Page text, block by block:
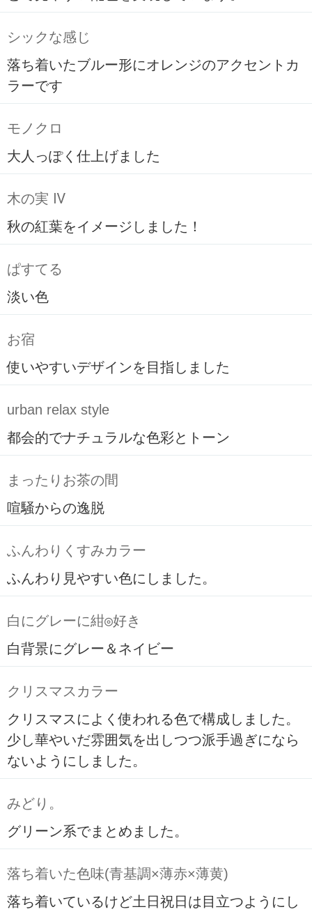
シックな感じ
落ち着いたブルー形にオレンジのアクセントカ
ラーです
モノクロ
大人っぽく仕上げました
木の実 Ⅳ
秋の紅葉をイメージしました！
ぱすてる
淡い色
お宿
使いやすいデザインを目指しました
urban relax style
都会的でナチュラルな色彩とトーン
まったりお茶の間
喧騒からの逸脱
ふんわりくすみカラー
ふんわり見やすい色にしました。
白にグレーに紺◎好き
白背景にグレー＆ネイビー
クリスマスカラー
クリスマスによく使われる色で構成しました。
少し華やいだ雰囲気を出しつつ派手過ぎになら
ないようにしました。
みどり。
グリーン系でまとめました。
落ち着いた色味(青基調×薄赤×薄黄)
落ち着いているけど土日祝日は目立つようにし